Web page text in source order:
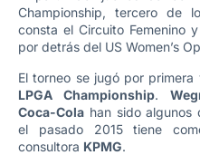
Championship, tercero de
consta el Circuito Femenino
por detrás del US Women’s
El torneo se jugó por
LPGA Championship.
Coca-Cola han sido algunos
el pasado 2015 tiene
consultora KPMG.